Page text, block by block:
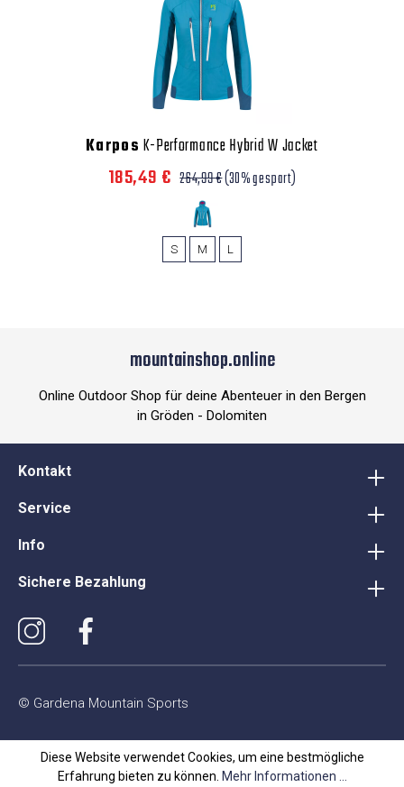
Karpos K-Performance Hybrid W Jacket
185,49 € 264,99 €(30% gespart)
S M L
mountainshop.online
Online Outdoor Shop für deine Abenteuer in den Bergen
in Gröden - Dolomiten
Kontakt
Service
Info
Sichere Bezahlung
© Gardena Mountain Sports
Diese Website verwendet Cookies, um eine bestmögliche
Erfahrung bieten zu können. Mehr Informationen ...